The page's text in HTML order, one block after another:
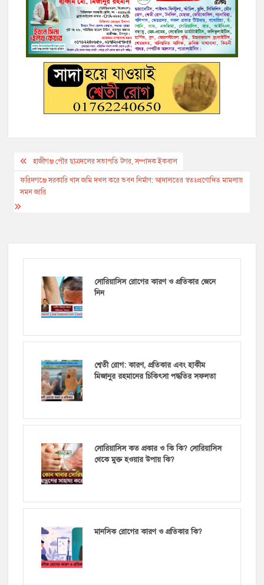
b
o
o
k
t
e
r
L
i
n
k
l
r
e
n
g
e
r
g
a
m
s
A
p
p
e
Post
navigation
হাজীগঞ্জ পৌর ছাত্রদলের সভাপতি টগর, সম্পাদক ইকবাল
ফরিদগঞ্জে সরকারি খাস জমি দখল করে ভবন নির্মাণ: আদালতের স্বতঃপ্রণোদিত মামলায়
সমন জারি
সোরিয়াসিস রোগের কারণ ও প্রতিকার জেনে
নিন
শ্বেতী রোগ: কারণ, প্রতিকার এবং হাকীম
মিজানুর রহমানের চিকিৎসা পদ্ধতির সফলতা
সোরিয়াসিস কত প্রকার ও কি কি? সোরিয়াসিস
থেকে মুক্ত হওয়ার উপায় কি?
মানসিক রোগের কারণ ও প্রতিকার কি?